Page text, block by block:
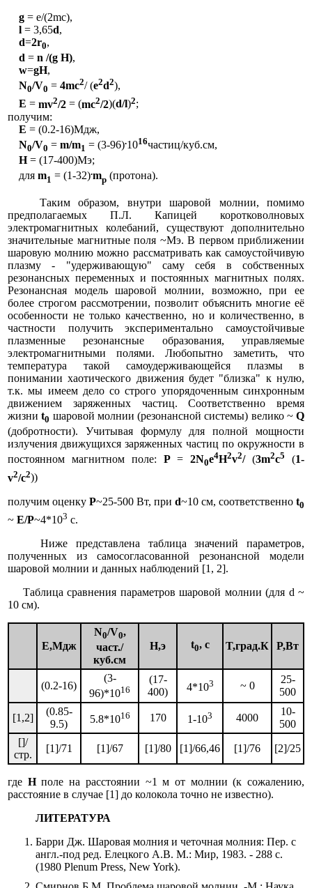
g = e/(2mc),
l = 3,65d,
d=2r0,
d = n /(g H),
w=gH,
N0/V0 = 4mc2/ (e2d2),
E = mv2/2 = (mc2/2)(d/l)2;
получим:
E = (0.2-16)Мдж,
N0/V0 = m/m1 = (3-96).1016частиц/куб.см,
H= (17-400)Мэ;
для m1 = (1-32).mp (протона).
Таким образом, внутри шаровой молнии, помимо
предполагаемых П.Л. Капицей коротковолновых
электромагнитных колебаний, существуют дополнительно
значительные магнитные поля ~Мэ. В первом приближении
шаровую молнию можно рассматривать как самоустойчивую
плазму - "удерживающую" саму себя в собственных
резонансных переменных и постоянных магнитных полях.
Резонансная модель шаровой молнии, возможно, при ее
более строгом рассмотрении, позволит объяснить многие её
особенности не только качественно, но и количественно, в
частности получить экспериментально самоустойчивые
плазменные резонансные образования, управляемые
электромагнитными полями. Любопытно заметить, что
температура такой самоудерживающейся плазмы в
понимании хаотического движения будет "близка" к нулю,
т.к. мы имеем дело со строго упорядоченным синхронным
движением заряженных частиц. Соответственно время
жизниt0 шаровой молнии (резонансной системы) велико ~ Q
(добротности). Учитывая формулу для полной мощности
излучения движущихся заряженных частиц по окружности в
постоянном магнитном поле: Р=2N0e4H2v2/(3m2c5 (1-
v2/c2))
получим оценку P~25-500 Вт, при d~10 см, соответственно t0
~ E/P~4*103 c.
Ниже представлена таблица значений параметров,
полученных из самосогласованной резонансной модели
шаровой молнии и данных наблюдений [1, 2].
Таблица сравнения параметров шаровой молнии (для d ~
10 см).
E,Мдж
N0/V0,
част./
куб.см
H,э t0, с T,град.К P,Вт
(0.2-16)
(3-
96)*1016
(17-
400)
4*103 ~ 0
25-
500
[1,2]
(0.85-
9.5)
5.8*1016 170 1-103 4000
10-
500
[]/
стр.
[1]/71 [1]/67 [1]/80 [1]/66,46 [1]/76 [2]/25
где Нполе на расстоянии ~1 м от молнии (к сожалению,
расстояние в случае [1] до колокола точно не известно).
ЛИТЕРАТУРА
Барри Дж. Шаровая молния и четочная молния: Пер. с
англ.-под ред. Елецкого А.В. М.: Мир, 1983. - 288 с.
(1980 Plenum Press, New York).